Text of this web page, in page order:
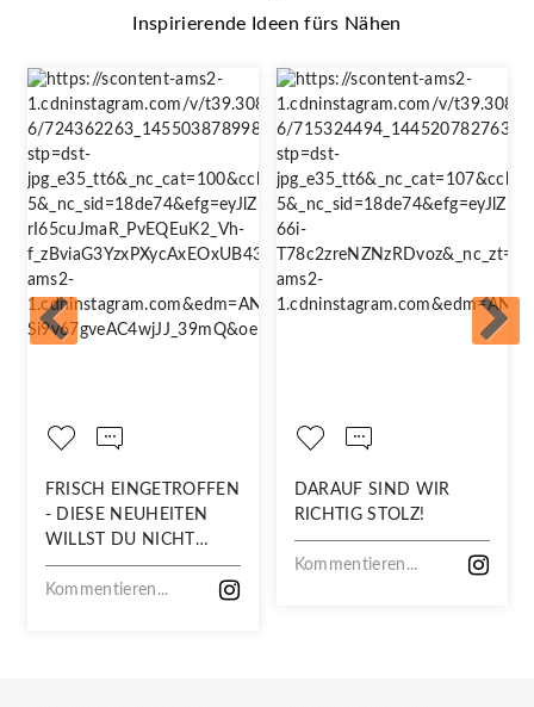
Inspirierende Ideen fürs Nähen
FRISCH EINGETROFFEN
- DIESE NEUHEITEN
WILLST DU NICHT
VERPASSEN!
Kommentieren...
DARAUF SIND WIR
RICHTIG STOLZ!
Kommentieren...